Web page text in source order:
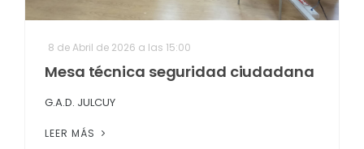
8 de Abril de 2026 a las 15:00
Mesa técnica seguridad ciudadana
G.A.D. JULCUY
LEER MÁS